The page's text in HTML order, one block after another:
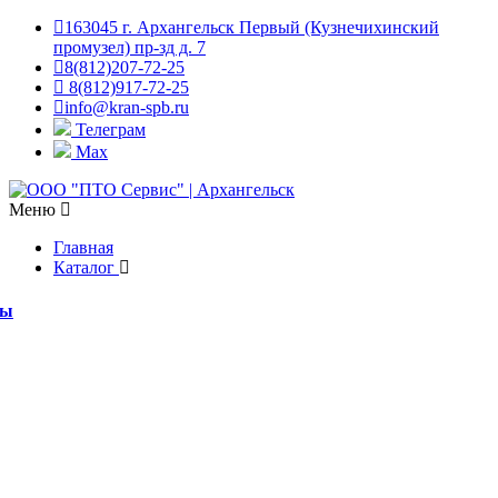
163045 г. Архангельск Первый (Кузнечихинский
промузел) пр-зд д. 7
8(812)207-72-25
8(812)917-72-25
info@kran-spb.ru
Телеграм
Max
Меню
Главная
Каталог